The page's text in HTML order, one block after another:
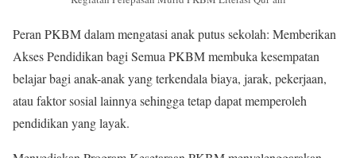
Peran PKBM dalam mengatasi anak putus sekolah: Memberikan
Akses Pendidikan bagi Semua PKBM membuka kesempatan
belajar bagi anak-anak yang terkendala biaya, jarak, pekerjaan,
atau faktor sosial lainnya sehingga tetap dapat memperoleh
pendidikan yang layak.